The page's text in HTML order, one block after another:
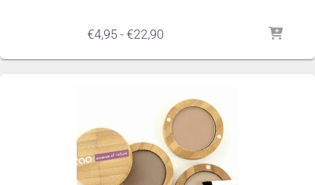
€4,95-€22,90
tot